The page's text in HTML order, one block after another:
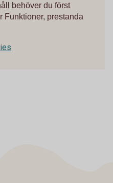
behöver du först
Funktioner, prestanda